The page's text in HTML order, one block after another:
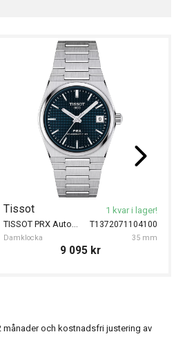
T1372071104100
Tissot
Damklocka 35 mm
TISSOT PRX Automatic 35mm
1 kvar i lager!
9 095 kr
och kostnadsfri justering av